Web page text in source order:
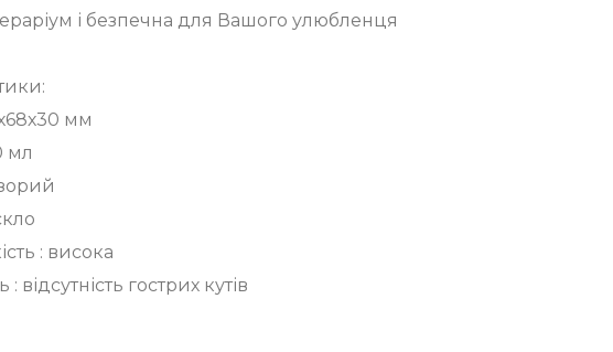
і безпечна для Вашого улюбленця
мм
мл
: висока
: відсутність гострих кутів